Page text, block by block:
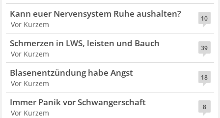
10
Kann euer Nervensystem Ruhe aushalten?
Vor Kurzem
39
Schmerzen in LWS, leisten und Bauch
Vor Kurzem
18
Blasenentzündung habe Angst
Vor Kurzem
8
Immer Panik vor Schwangerschaft
Vor Kurzem